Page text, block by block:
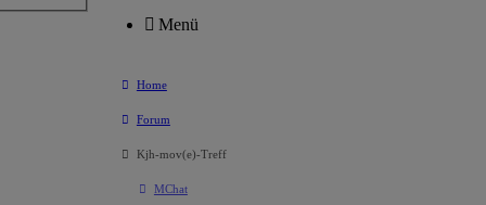
Menü
Home
Forum
Kjh-mov(e)-Treff
MChat